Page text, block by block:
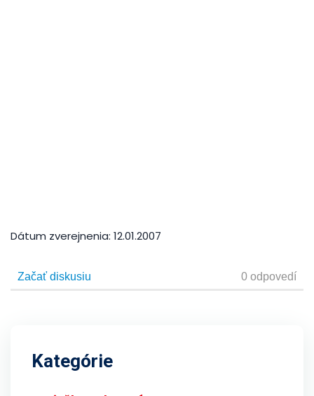
Dátum zverejnenia: 12.01.2007
Kategórie